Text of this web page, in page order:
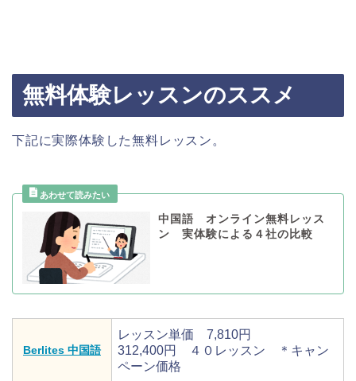
無料体験レッスンのススメ
下記に実際体験した無料レッスン。
中国語 オンライン無料レッス
ン 実体験による４社の比較
Berlites 中国語
レッスン単価 7,810円
312,400円 ４０レッスン ＊キャン
ペーン価格